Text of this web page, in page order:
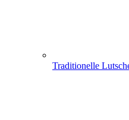
Traditionelle